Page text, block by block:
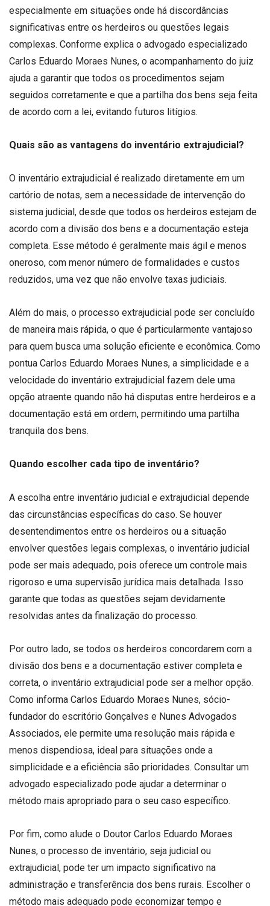
especialmente em situações onde há discordâncias
significativas entre os herdeiros ou questões legais
complexas. Conforme explica o advogado especializado
Carlos Eduardo Moraes Nunes, o acompanhamento do juiz
ajuda a garantir que todos os procedimentos sejam
seguidos corretamente e que a partilha dos bens seja feita
de acordo com a lei, evitando futuros litígios.
Quais são as vantagens do inventário extrajudicial?
O inventário extrajudicial é realizado diretamente em um
cartório de notas, sem a necessidade de intervenção do
sistema judicial, desde que todos os herdeiros estejam de
acordo com a divisão dos bens e a documentação esteja
completa. Esse método é geralmente mais ágil e menos
oneroso, com menor número de formalidades e custos
reduzidos, uma vez que não envolve taxas judiciais.
Além do mais, o processo extrajudicial pode ser concluído
de maneira mais rápida, o que é particularmente vantajoso
para quem busca uma solução eficiente e econômica. Como
pontua Carlos Eduardo Moraes Nunes, a simplicidade e a
velocidade do inventário extrajudicial fazem dele uma
opção atraente quando não há disputas entre herdeiros e a
documentação está em ordem, permitindo uma partilha
tranquila dos bens.
Quando escolher cada tipo de inventário?
A escolha entre inventário judicial e extrajudicial depende
das circunstâncias específicas do caso. Se houver
desentendimentos entre os herdeiros ou a situação
envolver questões legais complexas, o inventário judicial
pode ser mais adequado, pois oferece um controle mais
rigoroso e uma supervisão jurídica mais detalhada. Isso
garante que todas as questões sejam devidamente
resolvidas antes da finalização do processo.
Por outro lado, se todos os herdeiros concordarem com a
divisão dos bens e a documentação estiver completa e
correta, o inventário extrajudicial pode ser a melhor opção.
Como informa Carlos Eduardo Moraes Nunes, sócio-
fundador do escritório Gonçalves e Nunes Advogados
Associados, ele permite uma resolução mais rápida e
menos dispendiosa, ideal para situações onde a
simplicidade e a eficiência são prioridades. Consultar um
advogado especializado pode ajudar a determinar o
método mais apropriado para o seu caso específico.
Por fim, como alude o Doutor Carlos Eduardo Moraes
Nunes, o processo de inventário, seja judicial ou
extrajudicial, pode ter um impacto significativo na
administração e transferência dos bens rurais. Escolher o
método mais adequado pode economizar tempo e